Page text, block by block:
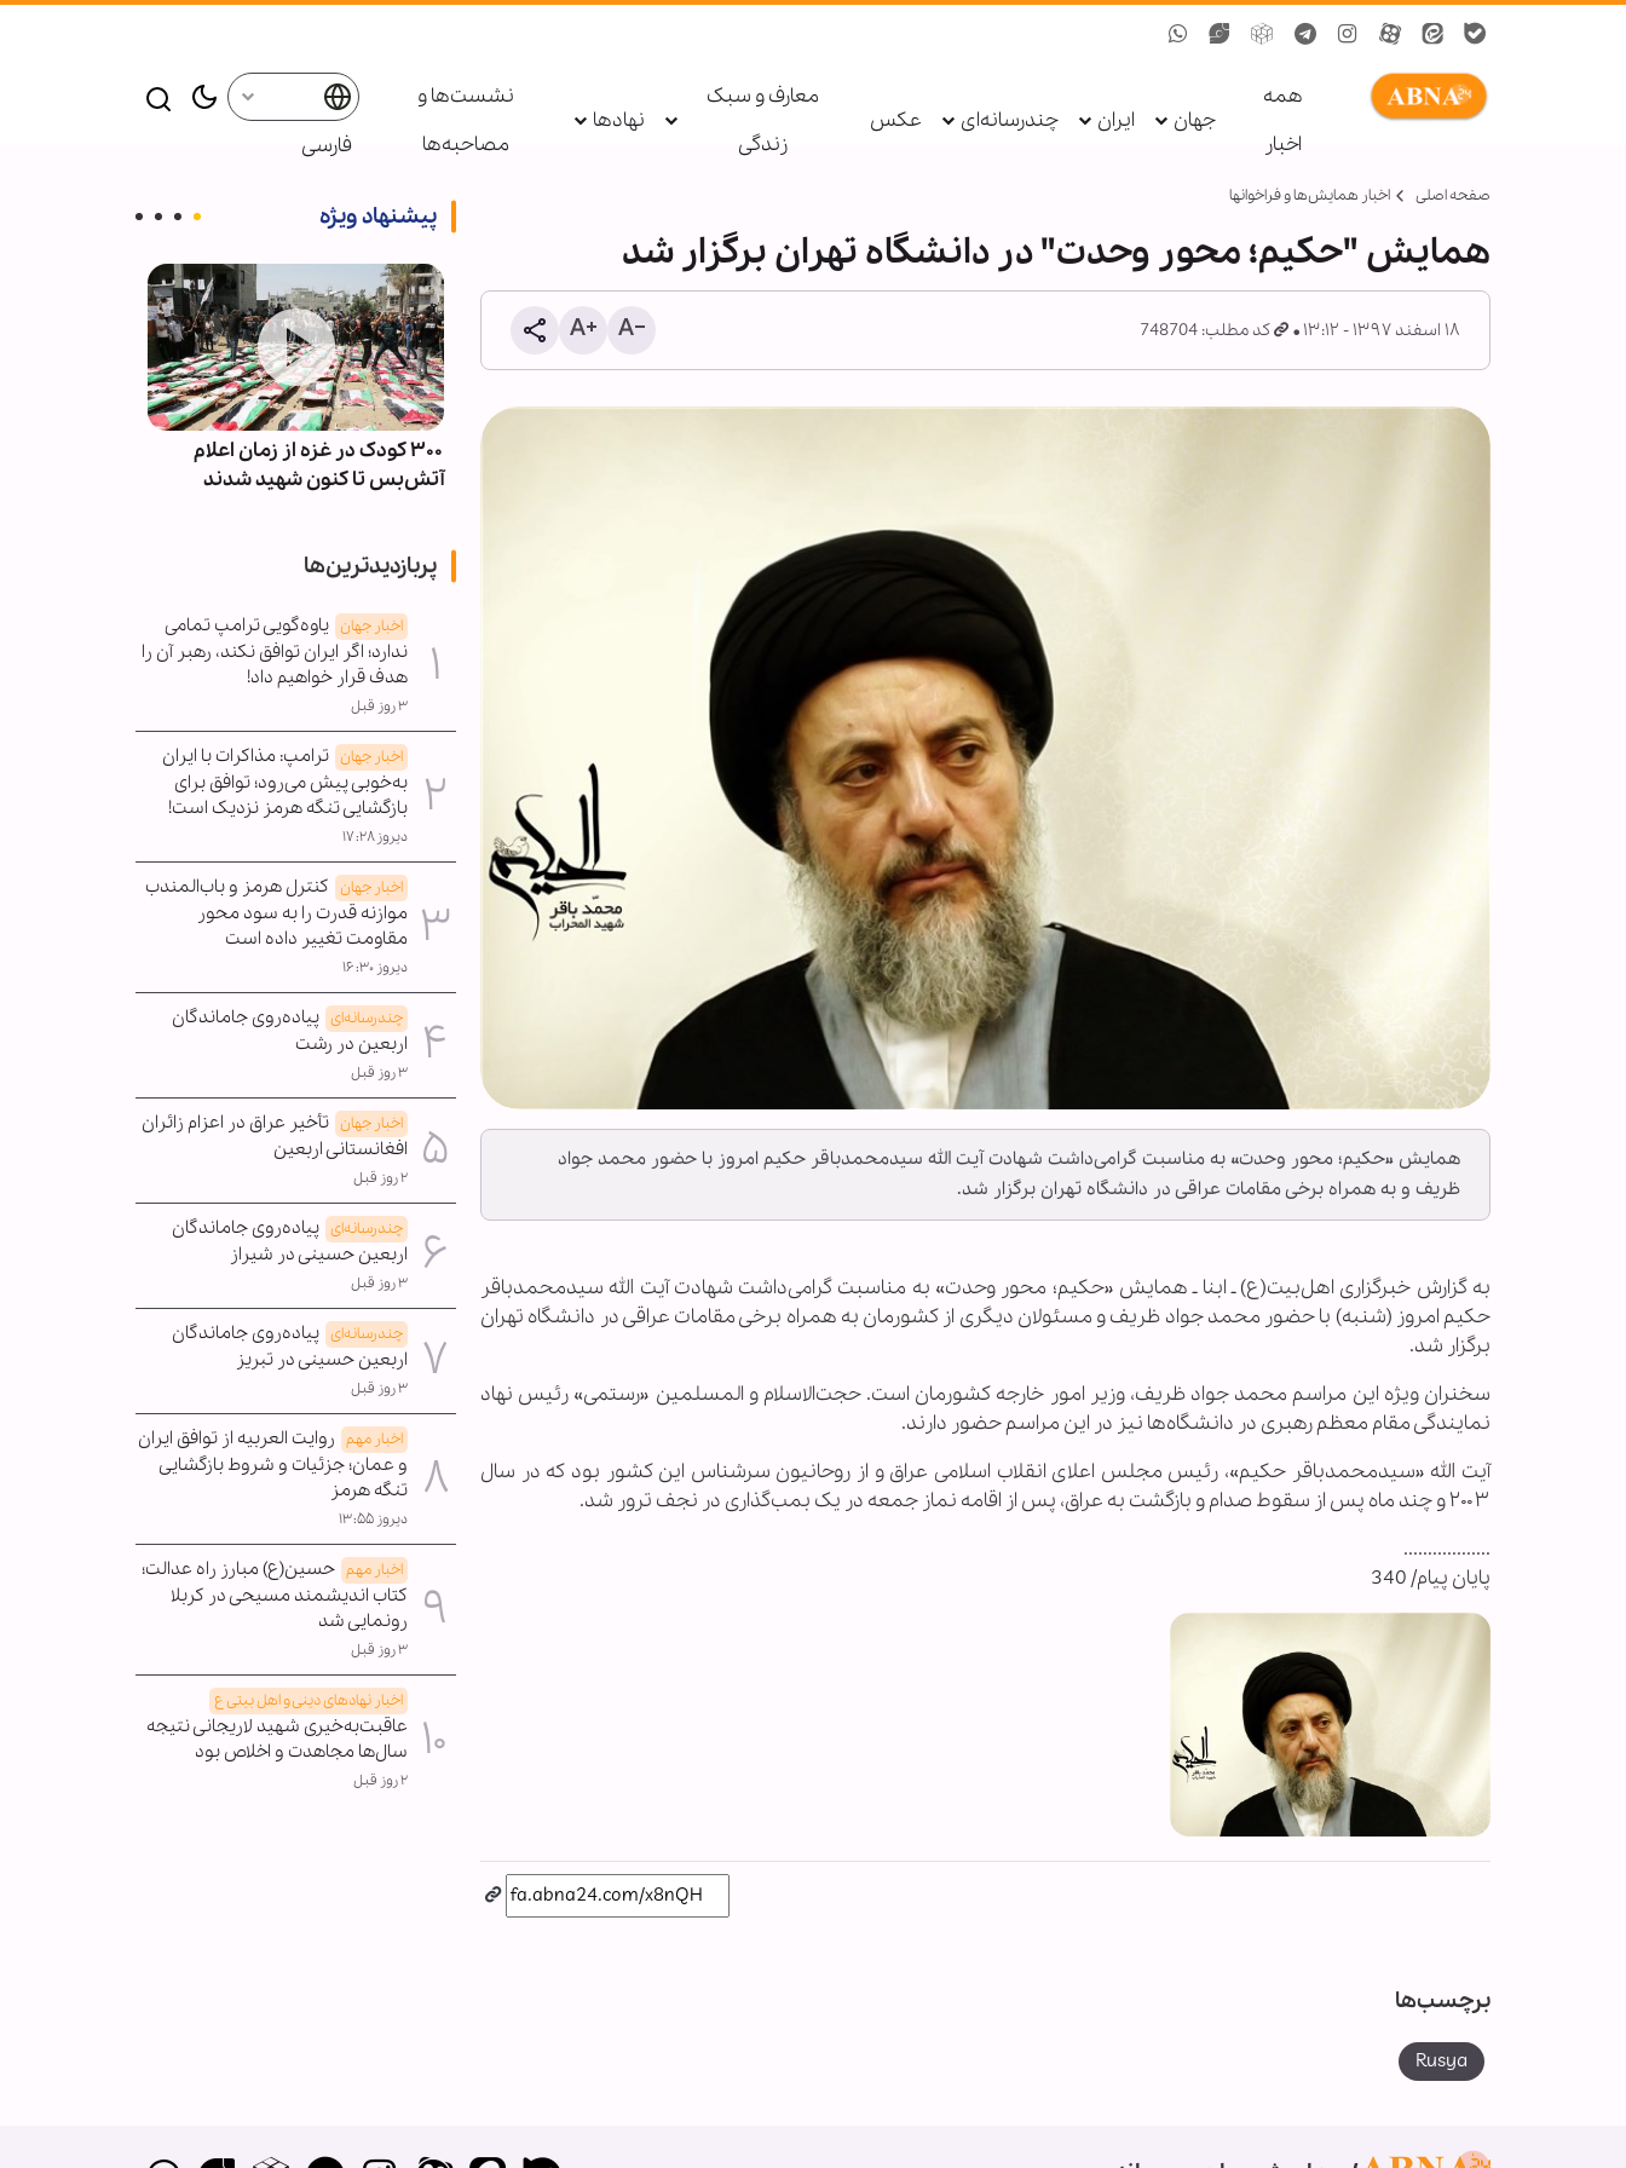
همه
اخبار
جهان ایران چندرسانه‌ای عکس
معارف و سبک
زندگی
نهادها
نشست‌ها و
مصاحبه‌ها
فارسی
صفحه اصلی اخبار همايش‌ها و فراخوان‏ها
همایش "حکیم؛ محور وحدت" در دانشگاه تهران برگزار شد
۱۸ اسفند ۱۳۹۷ - ۱۳:۱۲ کد مطلب: 748704
همایش «حکیم؛ محور وحدت» به مناسبت گرامی‌داشت شهادت آیت الله سیدمحمدباقر حکیم امروز با حضور محمد جواد
ظریف و به همراه برخی مقامات عراقی در دانشگاه تهران برگزار شد.
به گزارش خبرگزاری اهل‌بیت(ع) ـ ابنا ـ همایش «حکیم؛ محور وحدت» به مناسبت گرامی‌داشت شهادت آیت الله سیدمحمدباقر
حکیم امروز (شنبه) با حضور محمد جواد ظریف و مسئولان دیگری از کشورمان به همراه برخی مقامات عراقی در دانشگاه تهران
برگزار شد.
سخنران ویژه این مراسم محمد جواد ظریف، وزیر امور خارجه کشورمان است. حجت‌الاسلام و المسلمین «رستمی» رئیس نهاد
نمایندگی مقام معظم رهبری در دانشگاه‌ها نیز در این مراسم حضور دارند.
آیت الله «سیدمحمدباقر حکیم»، رئیس مجلس اعلای انقلاب اسلامی عراق و از روحانیون سرشناس این کشور بود که در سال
۲۰۰۳ و چند ماه پس از سقوط صدام و بازگشت به عراق، پس از اقامه نماز جمعه در یک بمب‌گذاری در نجف ترور شد.
..................
پایان پیام/ 340
برچسب‌ها
Rusya
پیشنهاد ویژه
۳۰۰ کودک در غزه از زمان اعلام
آتش‌بس تا کنون شهید شدند
پربازدیدترین‌ها
اخبار جهان یاوه‌گویی ترامپ تمامی
ندارد؛ اگر ایران توافق نکند، رهبر آن را
هدف قرار خواهیم داد!
۳ روز قبل
اخبار جهان ترامپ: مذاکرات با ایران
به‌خوبی پیش می‌رود؛ توافق برای
بازگشایی تنگه هرمز نزدیک است!
دیروز ۱۷:۲۸
اخبار جهان کنترل هرمز و باب‌المندب
موازنه قدرت را به سود محور
مقاومت تغییر داده است
دیروز ۱۶:۳۰
چندرسانه‌ای پیاده‌روی جاماندگان
اربعین در رشت
۳ روز قبل
اخبار جهان تأخیر عراق در اعزام زائران
افغانستانی اربعین
۲ روز قبل
چندرسانه‌ای پیاده‌روی جاماندگان
اربعین حسینی در شیراز
۳ روز قبل
چندرسانه‌ای پیاده‌روی جاماندگان
اربعین حسینی در تبریز
۳ روز قبل
اخبار مهم روایت العربیه از توافق ایران
و عمان؛ جزئیات و شروط بازگشایی
تنگه هرمز
دیروز ۱۳:۵۵
اخبار مهم حسین(ع) مبارز راه عدالت؛
کتاب اندیشمند مسیحی در کربلا
رونمایی شد
۳ روز قبل
اخبار نهادهای دینی و اهل بیتی ع
عاقبت‌به‌خیری شهید لاریجانی نتیجه
سال‌ها مجاهدت و اخلاص بود
۲ روز قبل